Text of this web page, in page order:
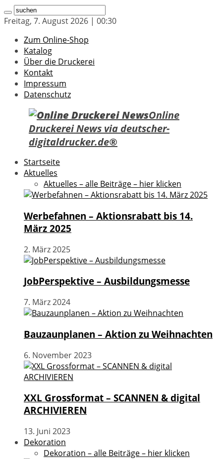
Freitag, 7. August 2026 | 00:30
Zum Online-Shop
Katalog
Über die Druckerei
Kontakt
Impressum
Datenschutz
Online
Druckerei News via deutscher-
digitaldrucker.de®
Startseite
Aktuelles
Aktuelles – alle Beiträge – hier klicken
Werbefahnen – Aktionsrabatt bis 14.
März 2025
2. März 2025
JobPerspektive – Ausbildungsmesse
7. März 2024
Bauzaunplanen – Aktion zu Weihnachten
6. November 2023
XXL Grossformat – SCANNEN & digital
ARCHIVIEREN
13. Juni 2023
Dekoration
Dekoration – alle Beiträge – hier klicken